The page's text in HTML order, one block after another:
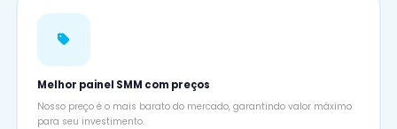
Melhor painel SMM com preços
Nosso preço é o mais barato do mercado, garantindo valor máximo
para seu investimento.